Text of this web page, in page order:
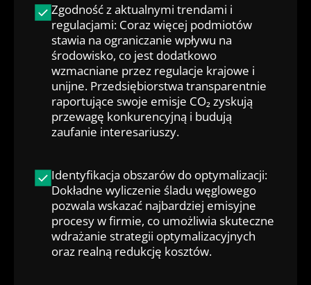
Zgodność z aktualnymi trendami i
regulacjami: Coraz więcej podmiotów
stawia na ograniczanie wpływu na
środowisko, co jest dodatkowo
wzmacniane przez regulacje krajowe i
unijne. Przedsiębiorstwa transparentnie
raportujące swoje emisje CO₂ zyskują
przewagę konkurencyjną i budują
zaufanie interesariuszy.
Identyfikacja obszarów do optymalizacji:
Dokładne wyliczenie śladu węglowego
pozwala wskazać najbardziej emisyjne
procesy w firmie, co umożliwia skuteczne
wdrażanie strategii optymalizacyjnych
oraz realną redukcję kosztów.